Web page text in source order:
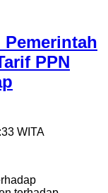
PPN
WITA